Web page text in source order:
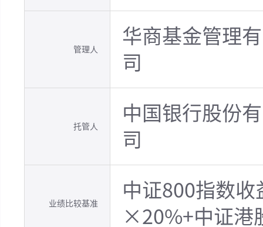
管理人
华商基金管理
司
托管人
中国银行股份
司
业绩比较基准
中证800指数
×20%+中证港